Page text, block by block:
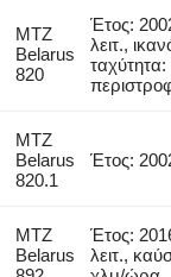
MTZ
Belarus
820
Έτος:
λειτ.,
MTZ
Belarus
820.1
Έτος:
MTZ
Belarus
Έτος:
λειτ.,